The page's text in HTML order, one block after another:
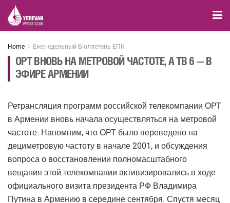
Home Еженедельный Бюллетень ЕПК
ОРТ ВНОВЬ НА МЕТРОВОЙ ЧАСТОТЕ, А ТВ 6 — В
ЭФИРЕ АРМЕНИИ
Ретрансляция программ российской телекомпании ОРТ
в Армении вновь начала осуществляться на метровой
частоте. Напомним, что ОРТ было переведено на
дециметровую частоту в начале 2001, и обсуждения
вопроса о восстановлении полномасштабного
вещания этой телекомпании активизировались в ходе
официального визита президента РФ Владимира
Путина в Армению в середине сентября. Спустя месяц